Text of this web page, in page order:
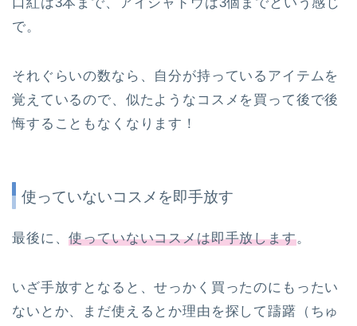
で。
それぐらいの数なら、自分が持っているアイテムを
覚えているので、似たようなコスメを買って後で後
悔することもなくなります！
使っていないコスメを即手放す
最後に、使っていないコスメは即手放します。
いざ手放すとなると、せっかく買ったのにもったい
ないとか、まだ使えるとか理由を探して躊躇（ちゅ